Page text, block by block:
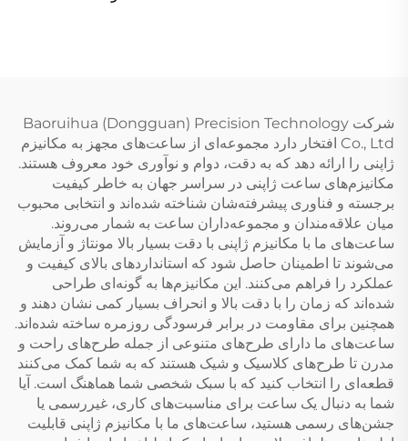
شرکت Baoruihua (Dongguan) Precision Technology
Co., Ltd افتخار دارد مجموعه‌ای از ساعت‌های مجهز به مکانیزم
ژاپنی را ارائه دهد که به دقت، دوام و نوآوری خود معروف هستند.
مکانیزم‌های ساعت ژاپنی در سراسر جهان به خاطر کیفیت
برجسته و فناوری پیشرفته‌شان شناخته شده‌اند و انتخابی محبوب
میان علاقه‌مندان و مجموعه‌داران ساعت به شمار می‌روند.
ساعت‌های ما با مکانیزم ژاپنی با دقت بسیار بالا مونتاژ و آزمایش
می‌شوند تا اطمینان حاصل شود که استانداردهای بالای کیفیت و
عملکرد را فراهم می‌کنند. این مکانیزم‌ها به گونه‌ای طراحی
شده‌اند که زمان را با دقت بالا و انحراف بسیار کمی نشان دهند و
همچنین برای مقاومت در برابر فرسودگی روزمره ساخته شده‌اند.
ساعت‌های ما دارای طرح‌های متنوعی از جمله طرح‌های راحت و
مدرن تا طرح‌های کلاسیک و شیک هستند که به شما کمک می‌کنند
قطعه‌ای را انتخاب کنید که با سبک شخصی شما هماهنگ است. آیا
شما به دنبال یک ساعت برای مناسبت‌های کاری، غیررسمی یا
جشن‌های رسمی هستید، ساعت‌های ما با مکانیزم ژاپنی قابلیت